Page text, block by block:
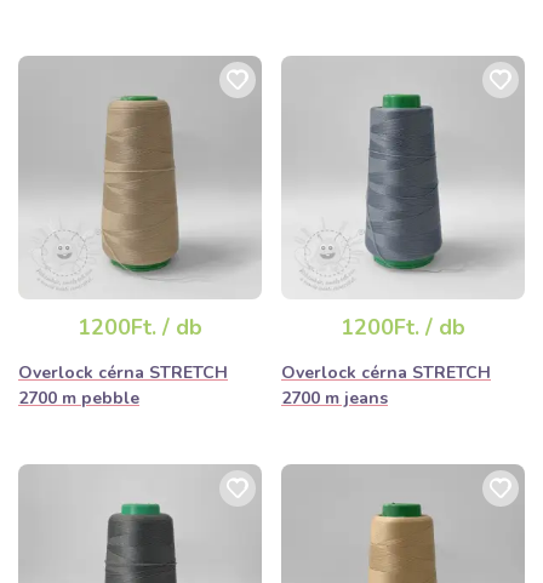
1200Ft. / db
Overlock cérna STRETCH
2700 m pebble
1200Ft. / db
Overlock cérna STRETCH
2700 m jeans